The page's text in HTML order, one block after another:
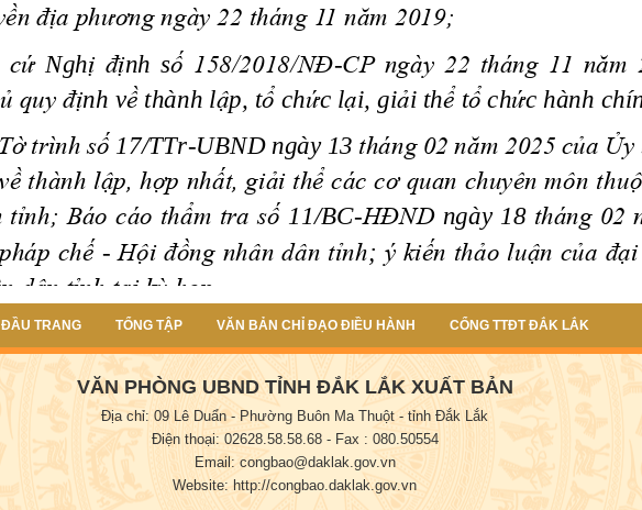
ĐẦU TRANG TỔNG TẬP VĂN BẢN CHỈ ĐẠO ĐIỀU HÀNH CỔNG TTĐT ĐẮK LẮK
VĂN PHÒNG UBND TỈNH ĐẮK LẮK XUẤT BẢN
Địa chỉ: 09 Lê Duẩn - Phường Buôn Ma Thuột - tỉnh Đắk Lắk
Điện thoại: 02628.58.58.68- Fax : 080.50554
Email: congbao@daklak.gov.vn
Website: http://congbao.daklak.gov.vn